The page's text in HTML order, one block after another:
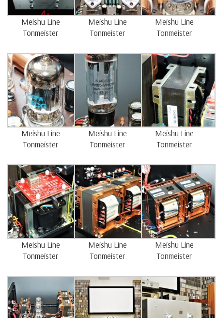
Meishu Line
Tonmeister
Meishu Line
Tonmeister
Meishu Line
Tonmeister
Meishu Line
Tonmeister
Meishu Line
Tonmeister
Meishu Line
Tonmeister
Meishu Line
Tonmeister
Meishu Line
Tonmeister
Meishu Line
Tonmeister